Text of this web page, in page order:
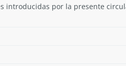
introducidas por la presente